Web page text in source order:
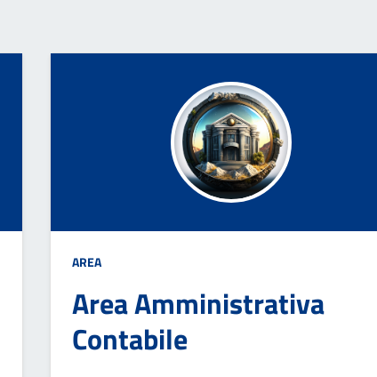
AREA
Area Amministrativa
Contabile